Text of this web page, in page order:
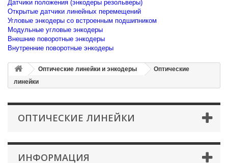
Датчики положения (энкодеры резольверы)
Открытые датчики линейных перемещений
Угловые энкодеры со встроенным подшипником
Модульные угловые энкодеры
Внешние поворотные энкодеры
Внутренние поворотные энкодеры
Оптические линейки и энкодеры
Оптические
линейки
ОПТИЧЕСКИЕ ЛИНЕЙКИ
ИНФОРМАЦИЯ